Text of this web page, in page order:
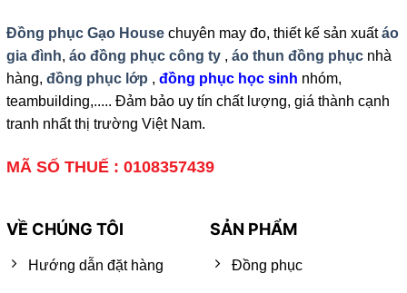
Đồng phục Gạo Housechuyên may đo, thiết kế sản xuấtáo
gia đình, áo đồng phục công ty, áo thun đồng phụcnhà
hàng, đồng phục lớp , đồng phục học sinh nhóm,
teambuilding,..... Đảm bảo uy tín chất lượng, giá thành cạnh
tranh nhất thị trường Việt Nam.
MÃ SỐ THUẾ : 0108357439
VỀ CHÚNG TÔI
Hướng dẫn đặt hàng
SẢN PHẨM
Đồng phục